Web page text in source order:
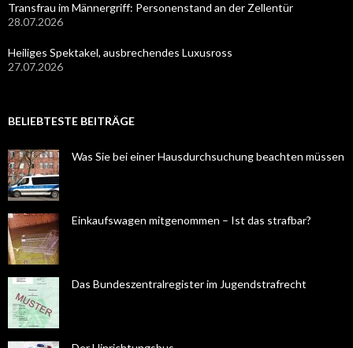
Transfrau im Männergriff: Personenstand an der Zellentür
28.07.2026
Heiliges Spektakel, ausbrechendes Luxusross
27.07.2026
BELIEBTESTE BEITRÄGE
Was Sie bei einer Hausdurchsuchung beachten müssen
Einkaufswagen mitgenommen – Ist das strafbar?
Das Bundeszentralregister im Jugendstrafrecht